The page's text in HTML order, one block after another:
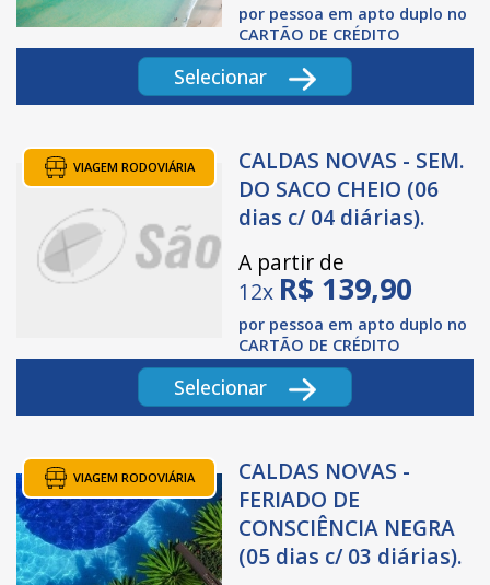
por pessoa em apto duplo no
CARTÃO DE CRÉDITO
Selecionar
VIAGEM RODOVIÁRIA
CALDAS NOVAS - SEM.
DO SACO CHEIO (06
dias c/ 04 diárias).
A partir de
12x R$ 139,90
por pessoa em apto duplo no
CARTÃO DE CRÉDITO
Selecionar
VIAGEM RODOVIÁRIA
CALDAS NOVAS -
FERIADO DE
CONSCIÊNCIA NEGRA
(05 dias c/ 03 diárias).